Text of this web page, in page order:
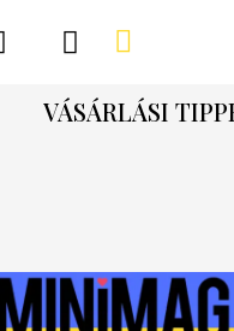
VÁSÁRLÁSI